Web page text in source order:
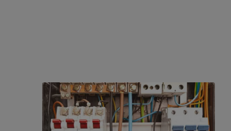
Wat te doen bij doorgeslagen stoppen?